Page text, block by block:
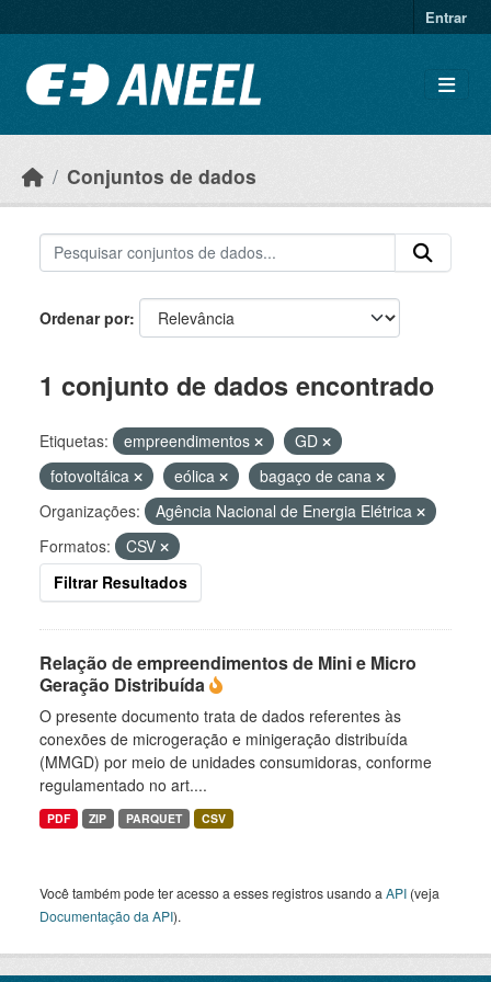
Entrar
Conjuntos de dados
Ordenar por
1 conjunto de dados encontrado
Etiquetas: empreendimentos
GD
fotovoltáica
eólica
bagaço de cana
Organizações:
Agência Nacional de Energia Elétrica
Formatos:
CSV
Filtrar Resultados
Relação de empreendimentos de Mini e Micro
Geração Distribuída
O presente documento trata de dados referentes às
conexões de microgeração e minigeração distribuída
(MMGD) por meio de unidades consumidoras, conforme
regulamentado no art....
PDF ZIP PARQUET CSV
Você também pode ter acesso a esses registros usando a API (veja
Documentação da API).